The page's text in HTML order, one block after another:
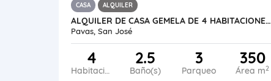
CASA ALQUILER
ALQUILER DE CASA GEMELA DE 4 HABITACIONES. ROHRMOSER
Pavas, San José
4
Habitaciones
2.5
Baño(s)
3
Parqueo
350
Área m2